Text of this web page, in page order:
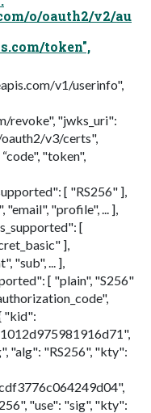
o/oauth2/v2/au
token",
v1/userinfo",
revoke", "jwks_uri":
v3/certs",
"token",
[ "RS256" ],
"profile", ... ],
[
],
"sub", ... ],
[ "plain", "S256"
"kid":
"alg": "RS256", "kty":
"use": "sig", "kty":